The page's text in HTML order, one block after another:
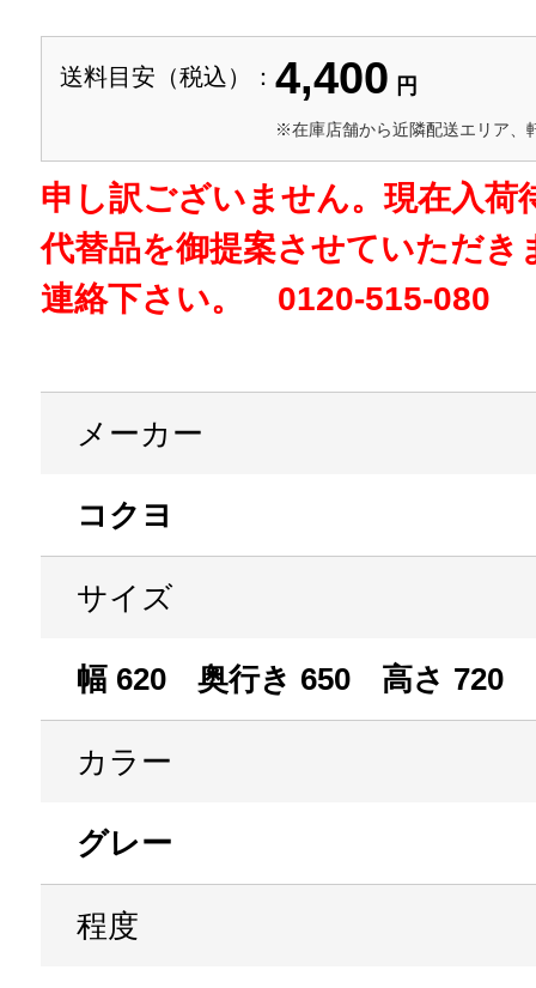
送料目安（税込）： 4,400 円
※在庫店舗から近隣配送エリア、
申し訳ございません。現在入荷
代替品を御提案させていただき
連絡下さい。 0120-515-080
メーカー
コクヨ
サイズ
幅 620 奥行き 650 高さ 720
カラー
グレー
程度